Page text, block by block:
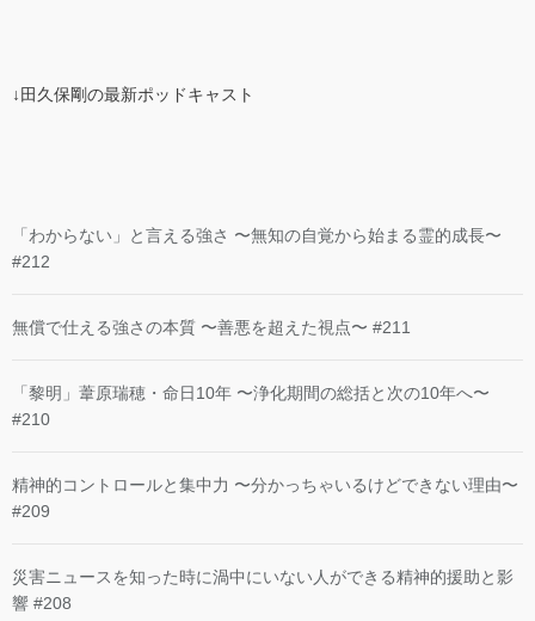
↓田久保剛の最新ポッドキャスト
「わからない」と言える強さ 〜無知の自覚から始まる霊的成長〜
#212
無償で仕える強さの本質 〜善悪を超えた視点〜 #211
「黎明」葦原瑞穂・命日10年 〜浄化期間の総括と次の10年へ〜
#210
精神的コントロールと集中力 〜分かっちゃいるけどできない理由〜
#209
災害ニュースを知った時に渦中にいない人ができる精神的援助と影
響 #208